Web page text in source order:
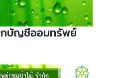
กบัญชีออมทรัพย์